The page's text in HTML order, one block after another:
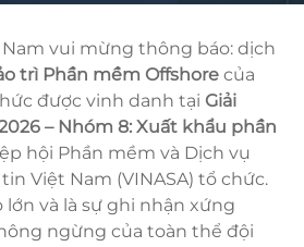
vui mừng thông báo: dịch
trì Phần mềm Offshore của
được vinh danh tại Giải
– Nhóm 8: Xuất khẩu phần
hội Phần mềm và Dịch vụ
Việt Nam (VINASA) tổ chức.
và là sự ghi nhận xứng
ngừng của toàn thể đội